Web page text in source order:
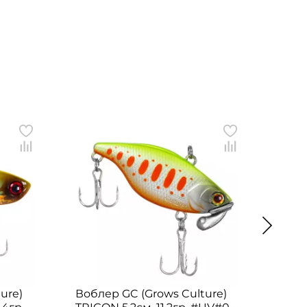
Воблер GC (Grows Culture)